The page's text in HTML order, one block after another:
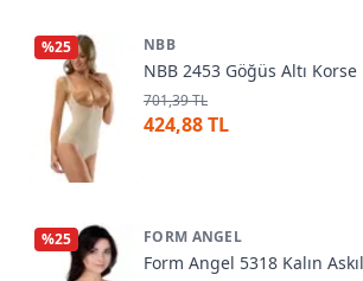
%25 NBB
NBB 2453 Göğüs Altı Korse
701,39 TL
424,88 TL
%25 FORM ANGEL
Form Angel 5318 Kalın